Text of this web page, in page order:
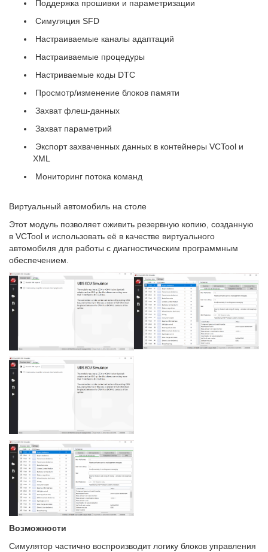
Поддержка прошивки и параметризации
Симуляция SFD
Настраиваемые каналы адаптаций
Настраиваемые процедуры
Настриваемые коды DTC
Просмотр/изменение блоков памяти
Захват флеш-данных
Захват параметрий
Экспорт захваченных данных в контейнеры VCTool и
XML
Мониторинг потока команд
Виртуальный автомобиль на столе
Этот модуль позволяет оживить резервную копию, созданную
в VCTool и использовать её в качестве виртуального
автомобиля для работы с диагностическим программным
обеспечением.
Возможности
Симулятор частично воспроизводит логику блоков управления